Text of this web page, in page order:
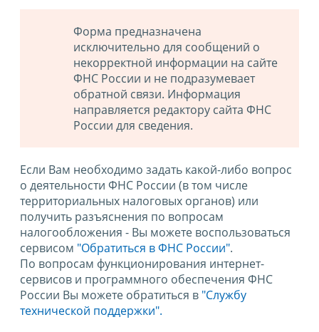
Форма предназначена
исключительно для сообщений о
некорректной информации на сайте
ФНС России и не подразумевает
обратной связи. Информация
направляется редактору сайта ФНС
России для сведения.
Если Вам необходимо задать какой-либо вопрос
о деятельности ФНС России (в том числе
территориальных налоговых органов) или
получить разъяснения по вопросам
налогообложения - Вы можете воспользоваться
сервисом "Обратиться в ФНС России".
По вопросам функционирования интернет-
сервисов и программного обеспечения ФНС
России Вы можете обратиться в "Службу
технической поддержки".